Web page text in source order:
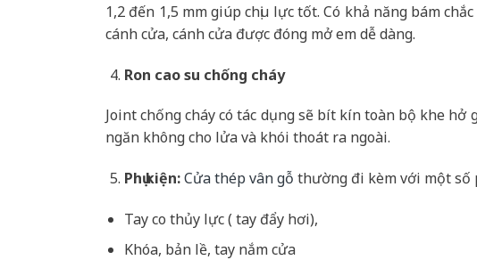
1,2 đến 1,5 mm giúp chịu lực tốt. Có khả năng bám
cánh cửa, cánh cửa được đóng mở em dễ dàng.
Ron cao su chống cháy
Joint chống cháy có tác dụng sẽ bít kín toàn bộ khe
ngăn không cho lửa và khói thoát ra ngoài.
Phụ kiện:Cửa thép vân gỗ thường đi kèm với một số
Tay co thủy lực ( tay đẩy hơi),
Khóa, bản lề, tay nắm cửa